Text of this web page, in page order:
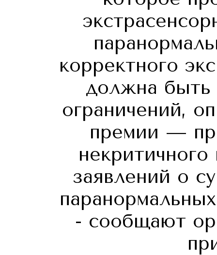
корректного
должна быть
ограничений,
премии —
заявлений о
- сообщают